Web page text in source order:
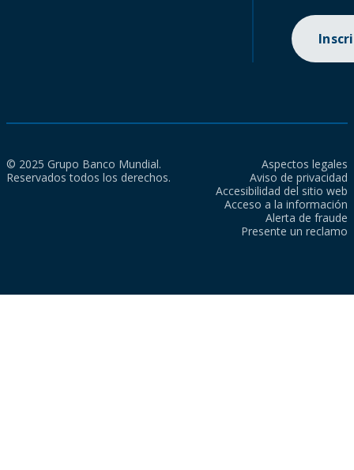
© 2025 Grupo Banco Mundial.
Reservados todos los derechos.
Aspectos legales
Aviso de privacidad
Accesibilidad del sitio web
Acceso a la información
Alerta de fraude
Presente un reclamo